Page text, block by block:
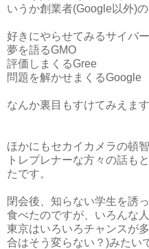
いうか創業者(Google以外)
好きにやらせてみるサイバ
夢を語るGMO
評価しまくるGree
問題を解かせまくるGoogle
なんか裏目もすけてみえます
ほかにもセカイカメラの頓
トレプレナーな方々の話も
たです。
閉会後、知らない学生を誘
食べたのですが、いろんな
東京はいろいろチャンスが
合はそう変らない？)みたい